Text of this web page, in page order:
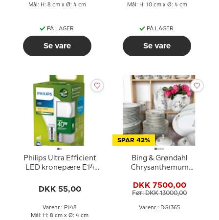
Mål: H: 8 cm x Ø: 4 cm
PÅ LAGER
Se vare
Mål: H: 10 cm x Ø: 4 cm
PÅ LAGER
Se vare
Philips Ultra Efficient
LED kronepære E14
40 watt) Varm Hvidt Lys
DKK 55,00
Varenr.: P148
Mål: H: 8 cm x Ø: 4 cm
SPAR 42%
Bing & Grøndahl
Chrysanthemum
dele
DKK 7500,00
Før: DKK 13000,00
Varenr.: DG1365